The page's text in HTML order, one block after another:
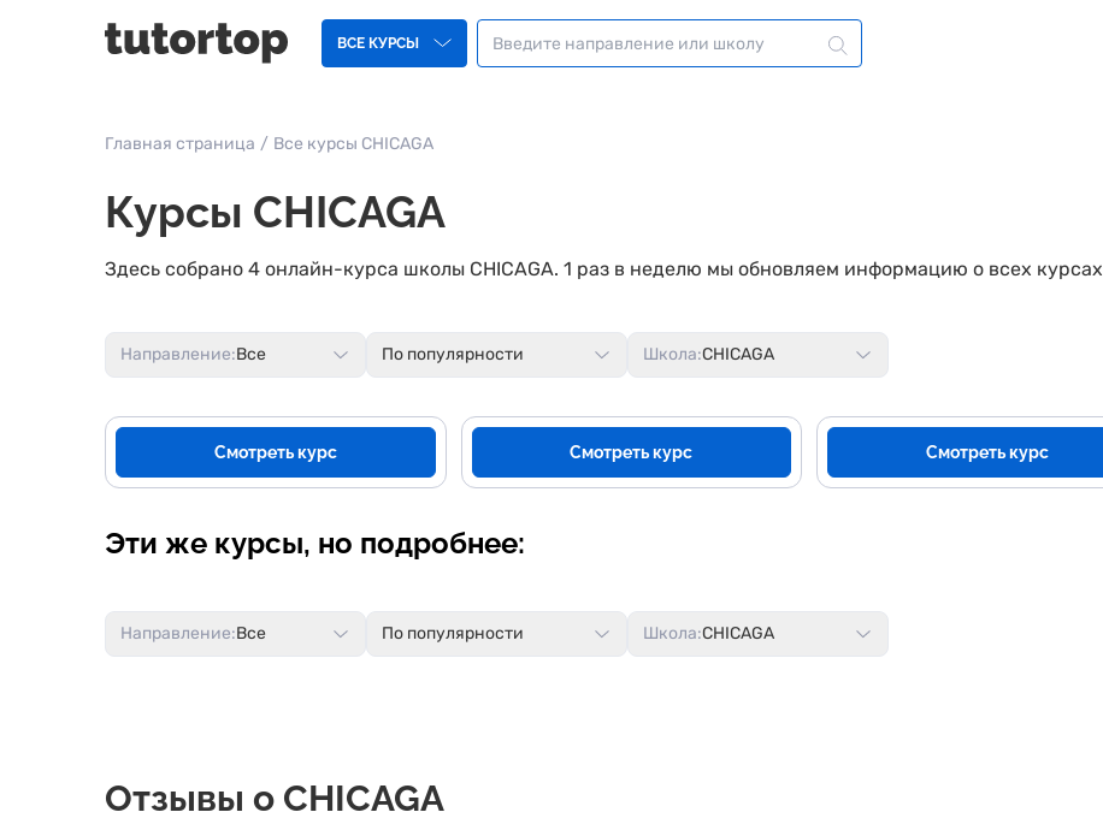
ВСЕ КУРСЫ
Главная страница / Все курсы CHICAGA
Курсы CHICAGA
Здесь собрано 4 онлайн-курса школы CHICAGA. 1 раз в неделю мы обновляем информацию о всех курсах
Школа:CHICAGA
По популярности
Направление:Все
Смотреть курс Смотреть курс Смотреть курс
Эти же курсы, но подробнее:
Направление:Все По популярности Школа:CHICAGA
Отзывы о CHICAGA